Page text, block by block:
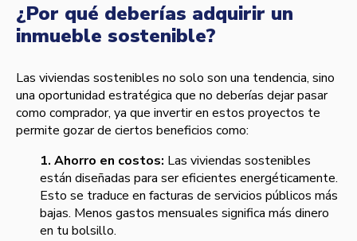
¿Por qué deberías adquirir un
inmueble sostenible?
Las viviendas sostenibles no solo son una tendencia, sino
una oportunidad estratégica que no deberías dejar pasar
como comprador, ya que invertir en estos proyectos te
permite gozar de ciertos beneficios como:
1. Ahorro en costos: Las viviendas sostenibles
están diseñadas para ser eficientes energéticamente.
Esto se traduce en facturas de servicios públicos más
bajas. Menos gastos mensuales significa más dinero
en tu bolsillo.